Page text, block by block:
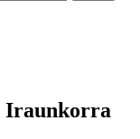
Iraunkorra